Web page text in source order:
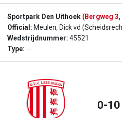
Sportpark Den Uithoek (Bergweg 3,
Official: Meulen, Dick vd
Wedstrijdnummer: 45521
Type: --
0-10